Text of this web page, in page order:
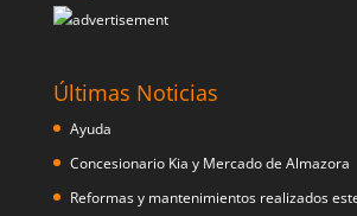
Últimas Noticias
Ayuda
Concesionario Kia y Mercado de Almazora
Reformas y mantenimientos realizados